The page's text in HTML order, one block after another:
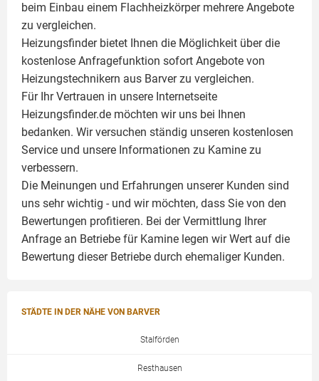
beim Einbau einem Flachheizkörpermehrere Angebote
zu vergleichen.
Heizungsfinder bietet Ihnen die Möglichkeit über die
kostenlose Anfragefunktion sofort Angebote von
Heizungstechnikern aus Barver zu vergleichen.
Für Ihr Vertrauen in unsere Internetseite
Heizungsfinder.de möchten wir uns bei Ihnen
bedanken. Wir versuchen ständig unseren kostenlosen
Service und unsere Informationen zu Kamine zu
verbessern.
Die Meinungen und Erfahrungen unserer Kunden sind
uns sehr wichtig - und wir möchten, dass Sie von den
Bewertungen profitieren. Bei der Vermittlung Ihrer
Anfrage an Betriebe für Kamine legen wir Wert auf die
Bewertung dieser Betriebe durch ehemaliger Kunden.
STÄDTE IN DER NÄHE VON BARVER
Stalförden
Resthausen